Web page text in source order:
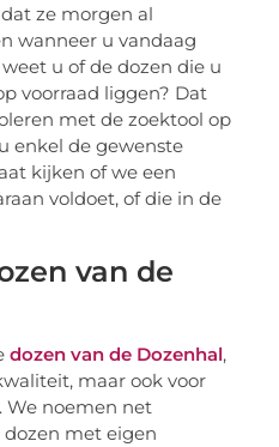
ze morgen al
wanneer u vandaag
u of de dozen die u
voorraad liggen? Dat
met de zoektool op
enkel de gewenste
kijken of we een
voldoet, of die in de
van de
dozen van de Dozenhal,
maar ook voor
We noemen net
met eigen